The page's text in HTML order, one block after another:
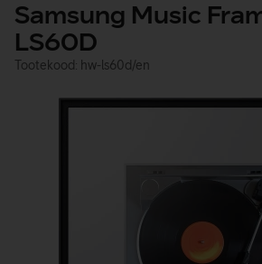
Samsung Music
LS60D
Tootekood: hw-ls60d/en